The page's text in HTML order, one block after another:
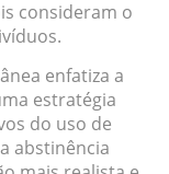
consideram o
enfatiza a
estratégia
do uso de
abstinência